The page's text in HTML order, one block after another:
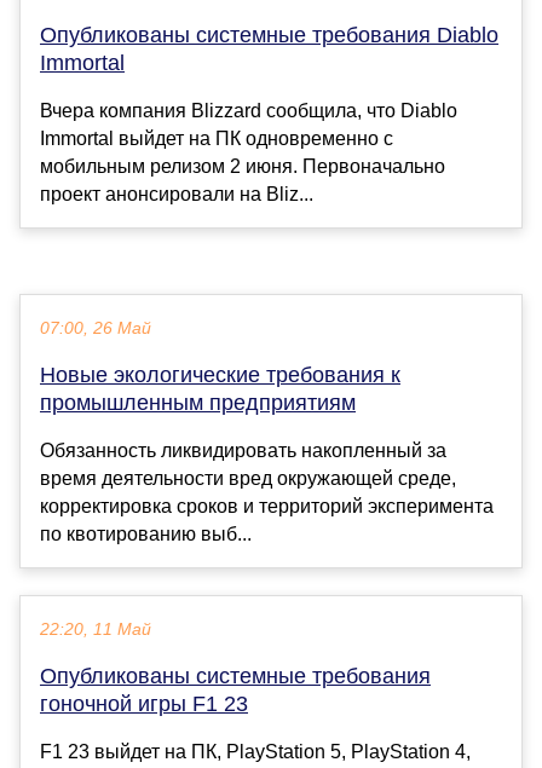
Опубликованы системные требования Diablo
Immortal
Вчера компания Blizzard сообщила, что Diablo
Immortal выйдет на ПК одновременно с
мобильным релизом 2 июня. Первоначально
проект анонсировали на Bliz...
07:00, 26 Май
Новые экологические требования к
промышленным предприятиям
Обязанность ликвидировать накопленный за
время деятельности вред окружающей среде,
корректировка сроков и территорий эксперимента
по квотированию выб...
22:20, 11 Май
Опубликованы системные требования
гоночной игры F1 23
F1 23 выйдет на ПК, PlayStation 5, PlayStation 4,